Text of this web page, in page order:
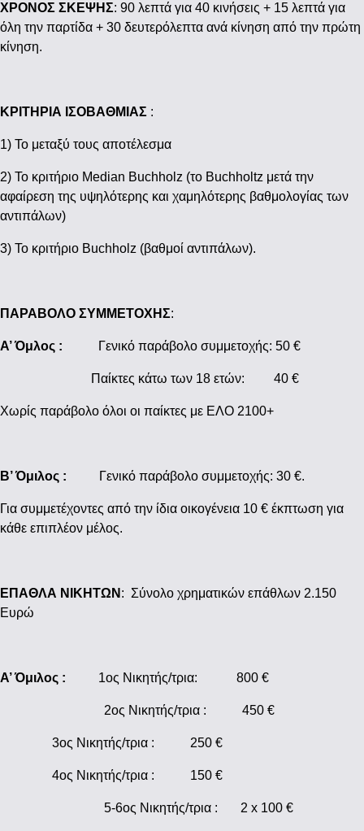
ΧΡΟΝΟΣ ΣΚΕΨΗΣ: 90 λεπτά για 40 κινήσεις + 15 λεπτά για
όλη την παρτίδα + 30 δευτερόλεπτα ανά κίνηση από την πρώτη
κίνηση.
ΚΡΙΤΗΡΙΑ ΙΣΟΒΑΘΜΙΑΣ :
1) Το μεταξύ τους αποτέλεσμα
2) Το κριτήριο Median Buchholz (το Buchholtz μετά την
αφαίρεση της υψηλότερης και χαμηλότερης βαθμολογίας των
αντιπάλων)
3) Το κριτήριο Buchholz (βαθμοί αντιπάλων).
ΠΑΡΑΒΟΛΟ ΣΥΜΜΕΤΟΧΗΣ:
Α’ Όμλος : Γενικό παράβολο συμμετοχής: 50 €
Παίκτες κάτω των 18 ετών: 40 €
Χωρίς παράβολο όλοι οι παίκτες με ΕΛΟ 2100+
Β’ Όμιλος : Γενικό παράβολο συμμετοχής: 30 €.
Για συμμετέχοντες από την ίδια οικογένεια 10 € έκπτωση για
κάθε επιπλέον μέλος.
ΕΠΑΘΛΑ ΝΙΚΗΤΩΝ : Σύνολο χρηματικών επάθλων 2.150
Ευρώ
Α’ Όμιλος : 1ος Νικητής/τρια: 800 €
2ος Νικητής/τρια : 450 €
3ος Νικητής/τρια : 250 €
4ος Νικητής/τρια : 150 €
5-6ος Νικητής/τρια : 2 x 100 €